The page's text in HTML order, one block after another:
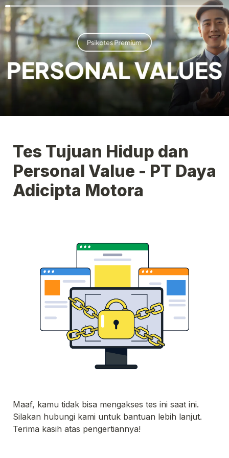
Tes Tujuan Hidup dan
Personal Value - PT Daya
Adicipta Motora
Maaf, kamu tidak bisa mengakses tes ini saat ini.
Silakan hubungi kami untuk bantuan lebih lanjut.
Terima kasih atas pengertiannya!